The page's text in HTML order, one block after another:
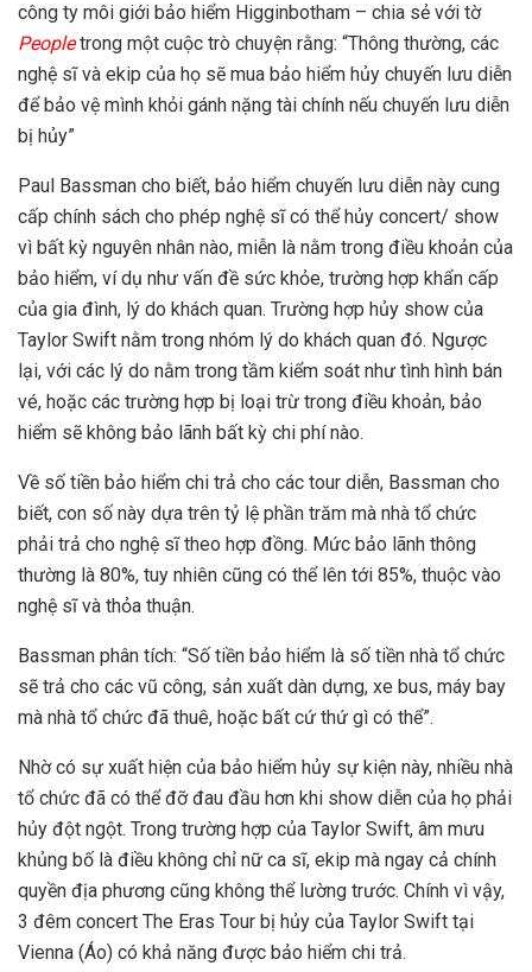
công ty môi giới bảo hiểm Higginbotham – chia sẻ với tờ
Peopletrong một cuộc trò chuyện rằng: “Thông thường, các
nghệ sĩ và ekip của họ sẽ mua bảo hiểm hủy chuyến lưu diễn
để bảo vệ mình khỏi gánh nặng tài chính nếu chuyến lưu diễn
bị hủy”
Paul Bassman cho biết, bảo hiểm chuyến lưu diễn này cung
cấp chính sách cho phép nghệ sĩ có thể hủy concert/ show
vì bất kỳ nguyên nhân nào, miễn là nằm trong điều khoản của
bảo hiểm, ví dụ như vấn đề sức khỏe, trường hợp khẩn cấp
của gia đình, lý do khách quan. Trường hợp hủy show của
Taylor Swift nằm trong nhóm lý do khách quan đó. Ngược
lại, với các lý do nằm trong tầm kiểm soát như tình hình bán
vé, hoặc các trường hợp bị loại trừ trong điều khoản, bảo
hiểm sẽ không bảo lãnh bất kỳ chi phí nào.
Về số tiền bảo hiểm chi trả cho các tour diễn, Bassman cho
biết, con số này dựa trên tỷ lệ phần trăm mà nhà tổ chức
phải trả cho nghệ sĩ theo hợp đồng. Mức bảo lãnh thông
thường là 80%, tuy nhiên cũng có thể lên tới 85%, thuộc vào
nghệ sĩ và thỏa thuận.
Bassman phân tích: “Số tiền bảo hiểm là số tiền nhà tổ chức
sẽ trả cho các vũ công, sản xuất dàn dựng, xe bus, máy bay
mà nhà tổ chức đã thuê, hoặc bất cứ thứ gì có thể”.
Nhờ có sự xuất hiện của bảo hiểm hủy sự kiện này, nhiều nhà
tổ chức đã có thể đỡ đau đầu hơn khi show diễn của họ phải
hủy đột ngột. Trong trường hợp của Taylor Swift, âm mưu
khủng bố là điều không chỉ nữ ca sĩ, ekip mà ngay cả chính
quyền địa phương cũng không thể lường trước. Chính vì vậy,
3 đêm concert The Eras Tour bị hủy của Taylor Swift tại
Vienna (Áo) có khả năng được bảo hiểm chi trả.